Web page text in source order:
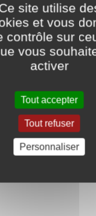
de 9h00 à
à 12h30 et de
à 12h30 et de
site utilise
et vous
contrôle sur
vous
activer
Tout accepter
Tout refuser
Personnaliser